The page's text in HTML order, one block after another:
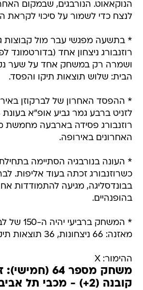
הנוקאאוט. הנורבגים, שבמקום
לנצח כדי לשמור על סיכוי לקראת
* בתשעה מפגשי עבר מול קבוצות
ושמרה רק במשחק אחד על שער
הבית: שלוש תוצאות תיקו והפסד.
רוזנבורג פסידה בארבעה מחמשת
האחרונים באירופה.
* העונה בנורבגיה הסתיימה
כשרוזנבורג זכתה בעוד אליפות.
בהופנהיים.
* המשחק
מאזנה: 66 ניצחונות, 36 תוצאות תיקו ו-47 הפסדים.
ההימור: X
משחק מספר 64